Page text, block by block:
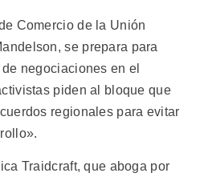
Comercio de la Unión
se prepara para
negociaciones en el
piden al bloque que
regionales para evitar
Traidcraft, que aboga por